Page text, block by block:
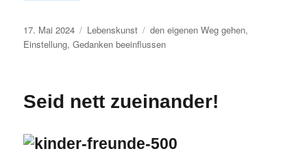
Veröffentlicht
am
17. Mai 2024 Kategorien
Lebenskunst Schlagwörter
den eigenen Weg gehen,
Einstellung,Gedanken beeinflussen
Seid nett zueinander!